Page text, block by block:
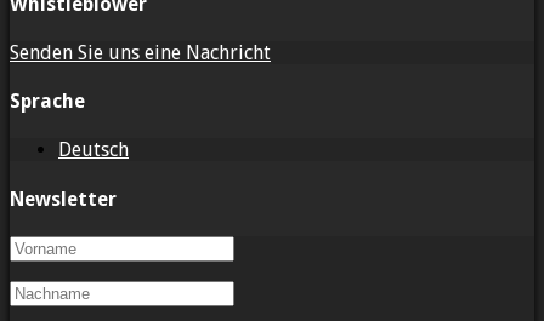
Senden Sie uns eine Nachricht
Sprache
Deutsch
Newsletter